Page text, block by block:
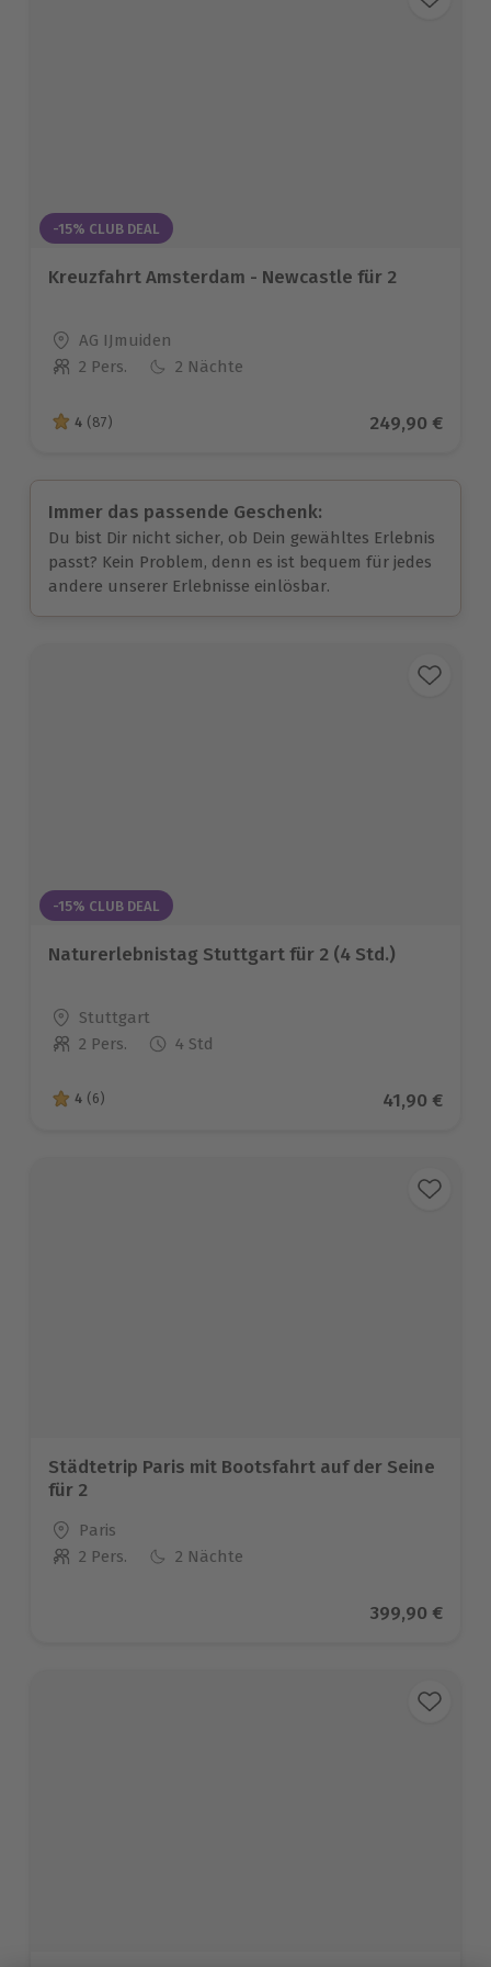
-15% CLUB DEAL
Kreuzfahrt Amsterdam - Newcastle für 2
Standort
AG IJmuiden
Anzahl der Teilnehmer
2 Pers. 2 Nächte
4 von 5 Sternen basierend auf 87 Bewertungen
4 (87) Aktueller
249,90 €
Immer das passende Geschenk:
Du bist Dir nicht sicher, ob Dein gewähltes Erlebnis
passt? Kein Problem, denn es ist bequem für jedes
andere unserer Erlebnisse einlösbar.
-15% CLUB DEAL
Naturerlebnistag Stuttgart für 2 (4 Std.)
Standort
Stuttgart
Anzahl der Teilnehmer
2 Pers. 4 Std
4 von 5 Sternen basierend auf 6 Bewertungen
4 (6) Aktueller
41,90 €
Städtetrip Paris mit Bootsfahrt auf der Seine
für 2
Standort
Paris
Anzahl der Teilnehmer
2 Pers. 2 Nächte
Aktueller
399,90 €